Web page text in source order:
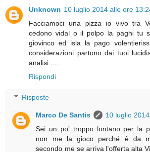
Unknown 10 luglio 2014 alle ore
Facciamoci una pizza io vivo tra
cedono vidal o il polpo la paghi tu
giovinco ed isla la pago
considerazioni partono dai tuoi
analisi ....
Rispondi
Risposte
Marco De Santis
10 luglio
Sei un po' troppo lontano per la
non me la gioco perché è da
secondo me se arriva l'offerta alta